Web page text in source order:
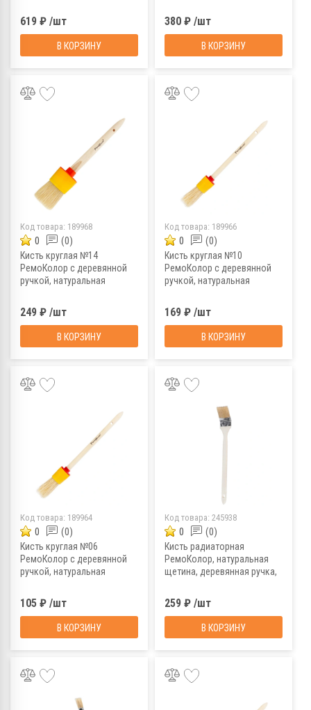
ручка, 70х150 мм
619 ₽ /шт
В КОРЗИНУ
380 ₽ /шт
В КОРЗИНУ
Код товара: 189968
0 (0)
Кисть круглая №14
РемоКолор с деревянной
ручкой, натуральная
249 ₽ /шт
В КОРЗИНУ
Код товара: 189966
0 (0)
Кисть круглая №10
РемоКолор с деревянной
ручкой, натуральная
169 ₽ /шт
В КОРЗИНУ
Код товара: 189964
0 (0)
Кисть круглая №06
РемоКолор с деревянной
ручкой, натуральная
105 ₽ /шт
В КОРЗИНУ
Код товара: 245938
0 (0)
Кисть радиаторная
РемоКолор, натуральная
щетина, деревянная ручка,
259 ₽ /шт
В КОРЗИНУ